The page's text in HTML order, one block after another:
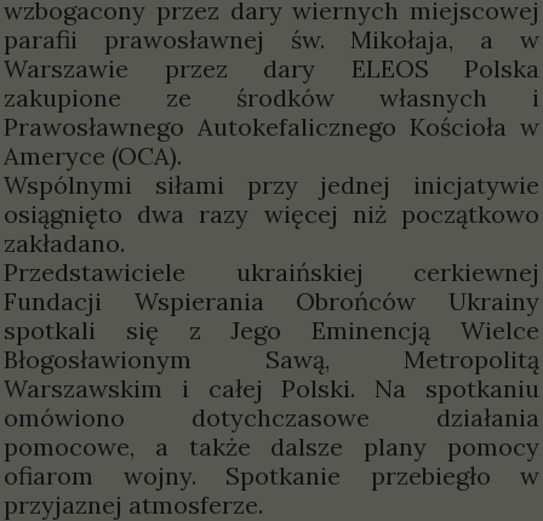
wzbogacony przez dary wiernych miejscowej
parafii prawosławnej św. Mikołaja, a w
Warszawie przez dary ELEOS Polska
zakupione ze środków własnych i
Prawosławnego Autokefalicznego Kościoła w
Ameryce (OCA).
Wspólnymi siłami przy jednej inicjatywie
osiągnięto dwa razy więcej niż początkowo
zakładano.
Przedstawiciele ukraińskiej cerkiewnej
Fundacji Wspierania Obrońców Ukrainy
spotkali się z Jego Eminencją Wielce
Błogosławionym Sawą, Metropolitą
Warszawskim i całej Polski. Na spotkaniu
omówiono dotychczasowe działania
pomocowe, a także dalsze plany pomocy
ofiarom wojny. Spotkanie przebiegło w
przyjaznej atmosferze.